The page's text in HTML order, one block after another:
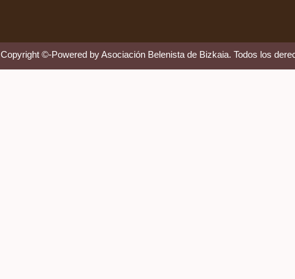
Copyright ©-Powered by Asociación Belenista de Bizkaia. Todos los